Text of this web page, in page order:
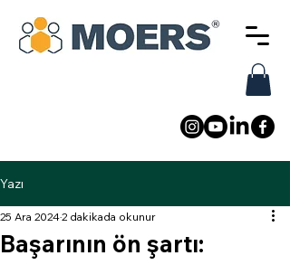
Yazı
Başarının ön şartı:
25 Ara 20242 dakikada okunur